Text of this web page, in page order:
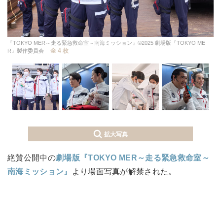
『TOKYO MER～走る緊急救命室～南海ミッション』©2025 劇場版『TOKYO ME
R』製作委員会
全 4 枚
拡大写真
絶賛公開中の劇場版『TOKYO MER～走る緊急救命室～
南海ミッション』
より場面写真が解禁された。